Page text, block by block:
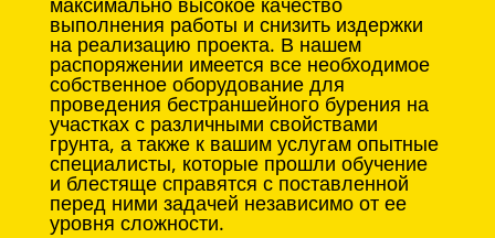
выполнения работы и снизить издержки
на реализацию проекта. В нашем
распоряжении имеется все необходимое
собственное оборудование для
проведения бестраншейного бурения на
участках с различными свойствами
грунта, а также к вашим услугам опытные
специалисты, которые прошли обучение
и блестяще справятся с поставленной
перед ними задачей независимо от ее
уровня сложности.